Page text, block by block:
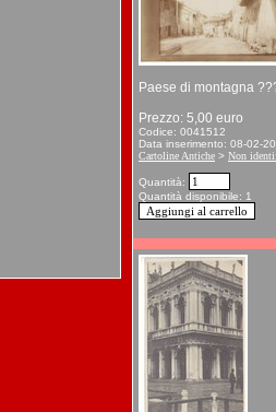
Paese di montagna
Prezzo: 5,00 euro
Codice: 0041512
Data inserimento: 08-02-
Cartoline Antiche > Non
Quantità:
Quantità disponibile: 1